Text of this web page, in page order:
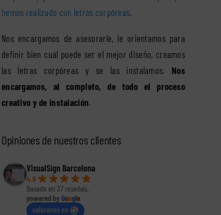
hemos realizado con letras corpóreas.
Nos encargamos de asesorarle, le orientamos para
definir bien cuál puede ser el mejor diseño, creamos
las letras corpóreas y se las instalamos. Nos
encargamos, al completo, de todo el proceso
creativo y de instalación.
Opiniones de nuestros clientes
VisualSign Barcelona
4.8
Basado en 37 reseñas.
powered by Google
valóranos en